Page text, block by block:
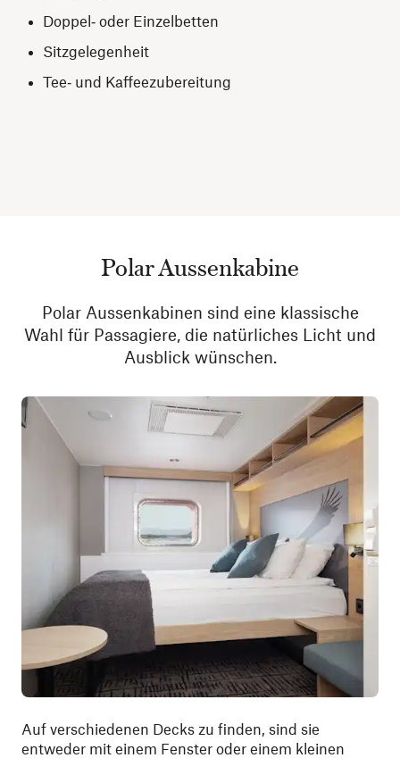
Doppel‑ oder Einzelbetten
Sitzgelegenheit
Tee‑ und Kaffeezubereitung
Polar Aussenkabine
Polar Aussenkabinen sind eine klassische
Wahl für Passagiere, die natürliches Licht und
Ausblick wünschen.
Auf verschiedenen Decks zu finden, sind sie
entweder mit einem Fenster oder einem kleinen